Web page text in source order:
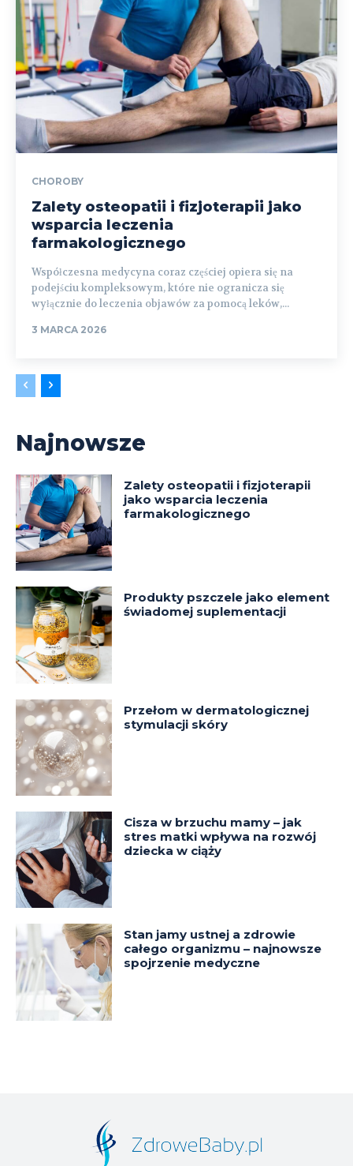
CHOROBY
Zalety osteopatii i fizjoterapii jako
wsparcia leczenia
farmakologicznego
Współczesna medycyna coraz częściej opiera się na
podejściu kompleksowym, które nie ogranicza się
wyłącznie do leczenia objawów za pomocą leków,...
3 MARCA 2026
Najnowsze
Zalety osteopatii i fizjoterapii
jako wsparcia leczenia
farmakologicznego
Produkty pszczele jako element
świadomej suplementacji
Przełom w dermatologicznej
stymulacji skóry
Cisza w brzuchu mamy – jak
stres matki wpływa na rozwój
dziecka w ciąży
Stan jamy ustnej a zdrowie
całego organizmu – najnowsze
spojrzenie medyczne